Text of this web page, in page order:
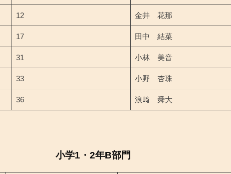
12 金井 花那
17 田中 結菜
31 小林 美音
33 小野 杏珠
36 浪﨑 舜大
小学1・2年B部門